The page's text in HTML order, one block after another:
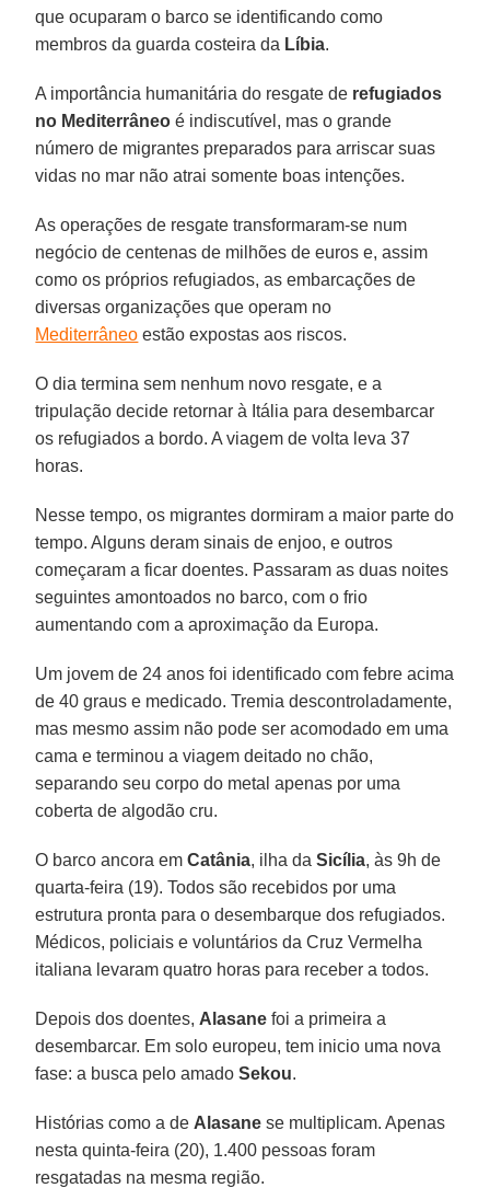
que ocuparam o barco se identificando como
membros da guarda costeira da Líbia.
A importância humanitária do resgate de refugiados
no Mediterrâneo é indiscutível, mas o grande
número de migrantes preparados para arriscar suas
vidas no mar não atrai somente boas intenções.
As operações de resgate transformaram-se num
negócio de centenas de milhões de euros e, assim
como os próprios refugiados, as embarcações de
diversas organizações que operam no
Mediterrâneo estão expostas aos riscos.
O dia termina sem nenhum novo resgate, e a
tripulação decide retornar à Itália para desembarcar
os refugiados a bordo. A viagem de volta leva 37
horas.
Nesse tempo, os migrantes dormiram a maior parte do
tempo. Alguns deram sinais de enjoo, e outros
começaram a ficar doentes. Passaram as duas noites
seguintes amontoados no barco, com o frio
aumentando com a aproximação da Europa.
Um jovem de 24 anos foi identificado com febre acima
de 40 graus e medicado. Tremia descontroladamente,
mas mesmo assim não pode ser acomodado em uma
cama e terminou a viagem deitado no chão,
separando seu corpo do metal apenas por uma
coberta de algodão cru.
O barco ancora emCatânia, ilha daSicília, às 9h de
quarta-feira (19). Todos são recebidos por uma
estrutura pronta para o desembarque dos refugiados.
Médicos, policiais e voluntários da Cruz Vermelha
italiana levaram quatro horas para receber a todos.
Depois dos doentes, Alasane foi a primeira a
desembarcar. Em solo europeu, tem inicio uma nova
fase: a busca pelo amadoSekou.
Histórias como a de Alasane se multiplicam. Apenas
nesta quinta-feira (20), 1.400 pessoas foram
resgatadas na mesma região.